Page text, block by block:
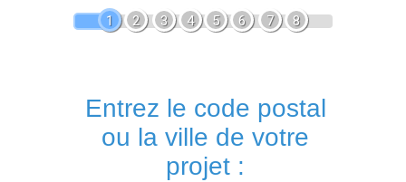
1 2 3 4 5 6 7 8
Entrez le code postal
ou la ville de votre
projet :